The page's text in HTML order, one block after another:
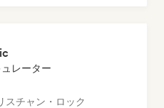
レーター
スチャン・ロック